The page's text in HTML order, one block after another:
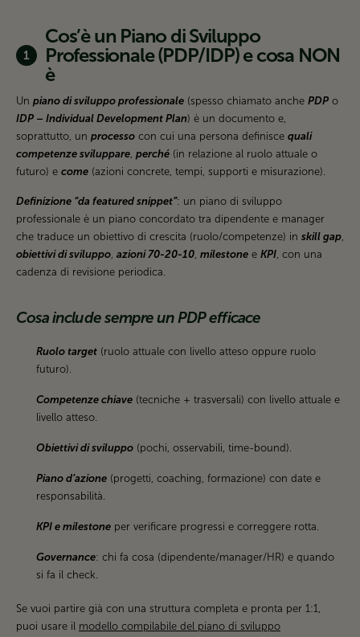
Cos’è un Piano di Sviluppo
Professionale (PDP/IDP) e cosa NON
è
Un piano di sviluppo professionale (spesso chiamato anche PDP o
IDP – Individual Development Plan) è un documento e,
soprattutto, un processo con cui una persona definisce quali
competenze sviluppare, perché (in relazione al ruolo attuale o
futuro) e come (azioni concrete, tempi, supporti e misurazione).
Definizione “da featured snippet”: un piano di sviluppo
professionale è un piano concordato tra dipendente e manager
che traduce un obiettivo di crescita (ruolo/competenze) in skill gap,
obiettivi di sviluppo, azioni 70-20-10, milestone e KPI, con una
cadenza di revisione periodica.
Cosa include sempre un PDP efficace
Ruolo target (ruolo attuale con livello atteso oppure ruolo
futuro).
Competenze chiave (tecniche + trasversali) con livello attuale e
livello atteso.
Obiettivi di sviluppo (pochi, osservabili, time-bound).
Piano d’azione (progetti, coaching, formazione) con date e
responsabilità.
KPI e milestone per verificare progressi e correggere rotta.
Governance: chi fa cosa (dipendente/manager/HR) e quando
si fa il check.
Se vuoi partire già con una struttura completa e pronta per 1:1,
puoi usare il modello compilabile del piano di sviluppo